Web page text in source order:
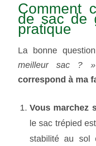
Comment
de sac de
pratique
La bonne
meilleur sac ? »
correspond à ma
Vous marchez
le sac trépied
stabilité au sol